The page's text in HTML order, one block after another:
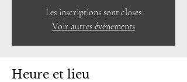
Les inscriptions sont closes
Voir autres événements
Heure et lieu